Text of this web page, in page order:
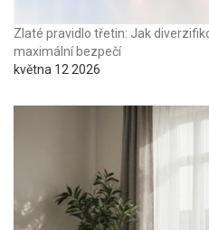
Zlaté pravidlo třetin: Jak
maximální bezpečí
května 12 2026